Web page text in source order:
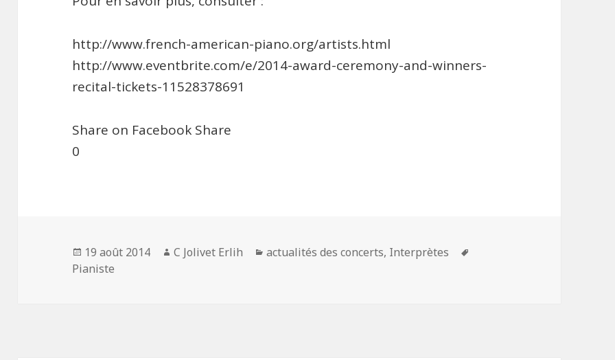
http://www.french-american-piano.org/artists.html
http://www.eventbrite.com/e/2014-award-ceremony-and-winners-
recital-tickets-11528378691
Share on Facebook Share
0
Publié
le
19 août 2014 Auteur
C Jolivet Erlih Catégories
actualités des concerts, Interprètes
Pianiste